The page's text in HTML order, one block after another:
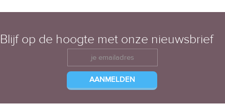
Blijf op de hoogte met onze nieuwsbrief